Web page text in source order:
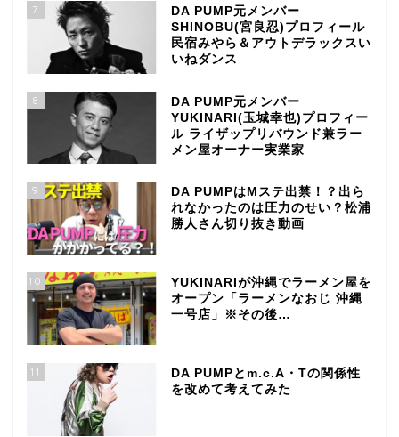
7
DA PUMP元メンバー
SHINOBU(宮良忍)プロフィール
民宿みやら＆アウトデラックスい
いねダンス
8
DA PUMP元メンバー
YUKINARI(玉城幸也)プロフィー
ル ライザップリバウンド兼ラー
メン屋オーナー実業家
9
DA PUMPはMステ出禁！？出ら
れなかったのは圧力のせい？松浦
勝人さん切り抜き動画
10
YUKINARIが沖縄でラーメン屋を
オープン「ラーメンなおじ 沖縄
一号店」※その後…
11
DA PUMPとm.c.A・Tの関係性
を改めて考えてみた